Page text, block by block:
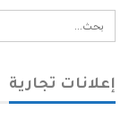
إعلانات تجارية